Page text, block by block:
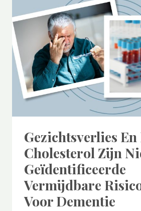
HARTFALEN
Gezichtsverlies
Cholesterol Zijn
Geïdentificeerde
Vermijdbare
Voor Dementie